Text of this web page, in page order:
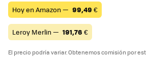
Hoy en Amazon — 99,49 €
Leroy Merlin — 191,76 €
El precio podría variar. Obtenemos comisión por